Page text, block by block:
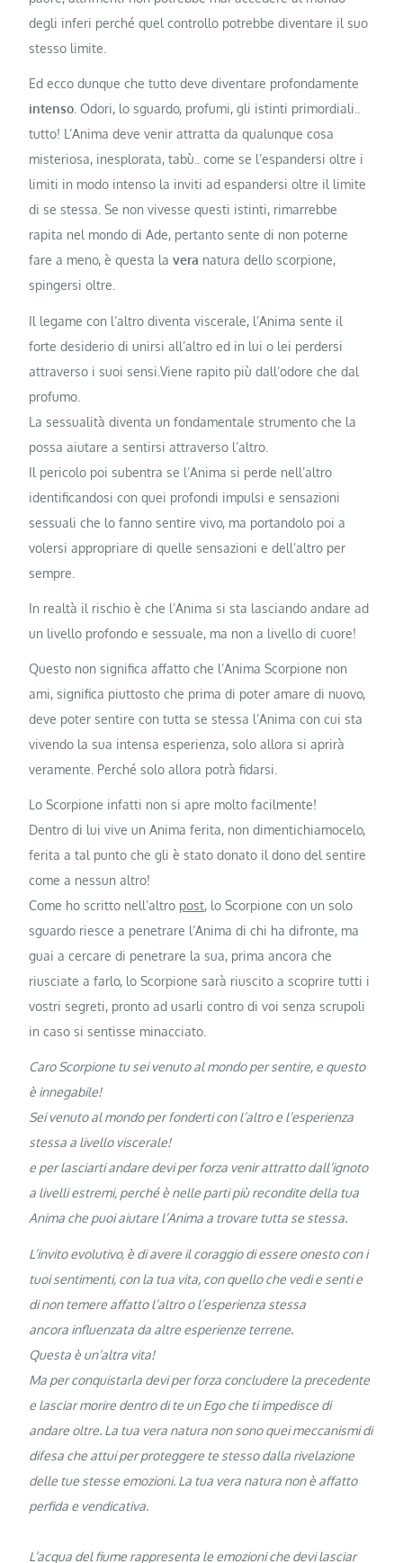
degli inferi perché quel controllo potrebbe diventare il suo
stesso limite.
Ed ecco dunque che tutto deve diventare profondamente
intenso. Odori, lo sguardo, profumi, gli istinti primordiali..
tutto! L’Anima deve venir attratta da qualunque cosa
misteriosa, inesplorata, tabù.. come se l’espandersi oltre i
limiti in modo intenso la inviti ad espandersi oltre il limite
di se stessa. Se non vivesse questi istinti, rimarrebbe
rapita nel mondo di Ade, pertanto sente di non poterne
fare a meno, è questa lavera natura dello scorpione,
spingersi oltre.
Il legame con l’altro diventa viscerale, l’Anima sente il
forte desiderio di unirsi all’altro ed in lui o lei perdersi
attraverso i suoi sensi.Viene rapito più dall’odore che dal
profumo.
La sessualità diventa un fondamentale strumento che la
possa aiutare a sentirsi attraverso l’altro.
Il pericolo poi subentra se l’Anima si perde nell’altro
identificandosi con quei profondi impulsi e sensazioni
sessuali che lo fanno sentire vivo, ma portandolo poi a
volersi appropriare di quelle sensazioni e dell’altro per
sempre.
In realtà il rischio è che l’Anima si sta lasciando andare ad
un livello profondo e sessuale, ma non a livello di cuore!
Questo non significa affatto che l’Anima Scorpione non
ami, significa piuttosto che prima di poter amare di nuovo,
deve poter sentire con tutta se stessa l’Anima con cui sta
vivendo la sua intensa esperienza, solo allora si aprirà
veramente. Perché solo allora potrà fidarsi.
Lo Scorpione infatti non si apre molto facilmente!
Dentro di lui vive un Anima ferita, non dimentichiamocelo,
ferita a tal punto che gli è stato donato il dono del sentire
come a nessun altro!
Come ho scritto nell’altro post, lo Scorpione con un solo
sguardo riesce a penetrare l’Anima di chi ha difronte, ma
guai a cercare di penetrare la sua, prima ancora che
riusciate a farlo, lo Scorpione sarà riuscito a scoprire tutti i
vostri segreti, pronto ad usarli contro di voi senza scrupoli
in caso si sentisse minacciato.
Caro Scorpione tu sei venuto al mondo per sentire, e questo
è innegabile!
Sei venuto al mondo per fonderti con l’altro e l’esperienza
stessa a livello viscerale!
e per lasciarti andare devi per forza venir attratto dall’ignoto
a livelli estremi, perché è nelle parti più recondite della tua
Anima che puoi aiutare l’Anima a trovare tutta se stessa.
L’invito evolutivo, è di avere il coraggio di essere onesto con i
tuoi sentimenti, con la tua vita, con quello che vedi e senti e
di non temere affatto l’altro o l’esperienza stessa
ancora influenzata da altre esperienze terrene.
Questa è un’altra vita!
Ma per conquistarla devi per forza concludere la precedente
e lasciar morire dentro di te un Ego che ti impedisce di
andare oltre. La tua vera natura non sono quei meccanismi di
difesa che attui per proteggere te stesso dalla rivelazione
delle tue stesse emozioni. La tua vera natura non è affatto
perfida e vendicativa.
L’acqua del fiume rappresenta le emozioni che devi lasciar